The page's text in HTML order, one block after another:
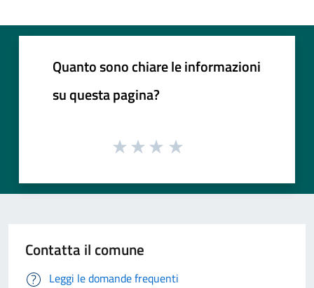
Quanto sono chiare le informazioni
su questa pagina?
Contatta il comune
Leggi le domande frequenti